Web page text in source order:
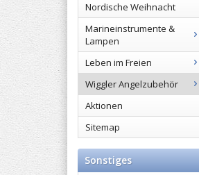
Nordische Weihnacht
Marineinstrumente &
Lampen
Leben im Freien
Wiggler Angelzubehör
Aktionen
Sitemap
Sonstiges